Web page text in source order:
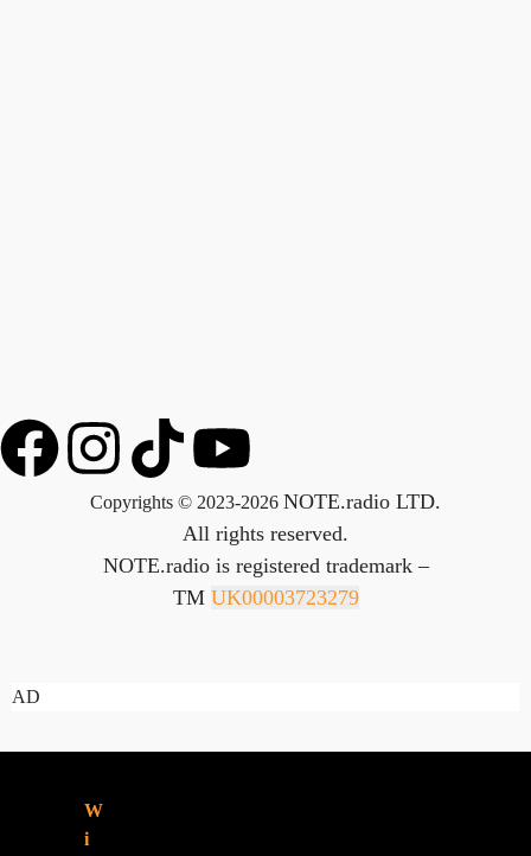
Copyrights © 2023-2026 NOTE.radio LTD.
All rights reserved.
NOTE.radio is registered trademark –
TM UK00003723279
AD
W
i